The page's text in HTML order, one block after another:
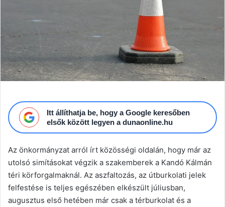
Itt állíthatja be, hogy a Google keresőben
elsők között legyen a dunaonline.hu
Az önkormányzat arról írt közösségi oldalán, hogy már az
utolsó simításokat végzik a szakemberek a Kandó Kálmán
téri körforgalmaknál. Az aszfaltozás, az útburkolati jelek
felfestése is teljes egészében elkészült júliusban,
augusztus első hetében már csak a térburkolat és a